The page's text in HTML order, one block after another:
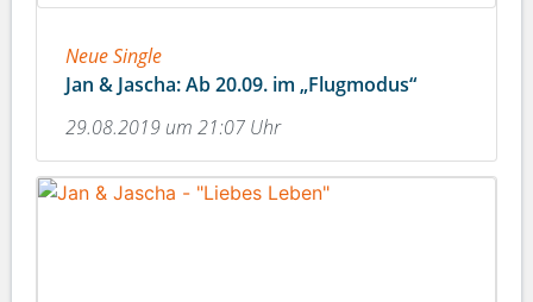
Neue Single
Jan & Jascha: Ab 20.09. im „Flugmodus“
29.08.2019 um 21:07 Uhr